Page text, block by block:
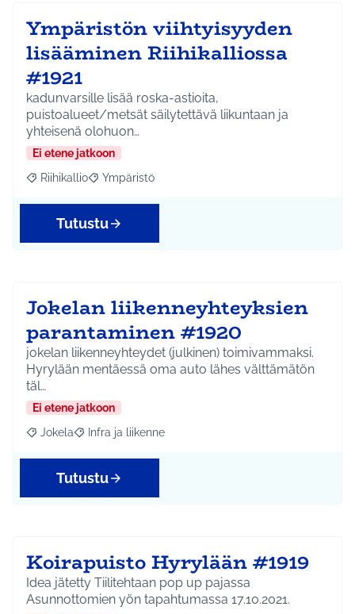
Ympäristön viihtyisyyden
lisääminen Riihikalliossa
#1921
kadunvarsille lisää roska-astioita,
puistoalueet/metsät säilytettävä liikuntaan ja
yhteisenä olohuon…
Ei etene jatkoon
Rajaa tulokset aihepiirin mukaan: Riihikallio
Riihikallio Rajaa tulokset teeman mukaan: Ympäristö
Ympäristö
Tutustu
Jokelan liikenneyhteyksien
parantaminen #1920
jokelan liikenneyhteydet (julkinen) toimivammaksi.
Hyrylään mentäessä oma auto lähes välttämätön
täl…
Ei etene jatkoon
Rajaa tulokset aihepiirin mukaan: Jokela
Jokela Rajaa tulokset teeman mukaan: Infra ja liikenne
Infra ja liikenne
Tutustu
Koirapuisto Hyrylään #1919
Idea jätetty Tiilitehtaan pop up pajassa
Asunnottomien yön tapahtumassa 17.10.2021.